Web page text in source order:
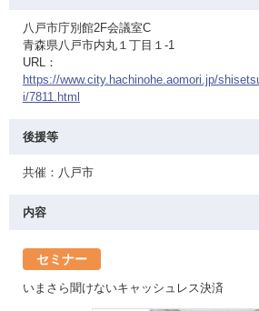
八戸市庁別館2F会議室C
青森県八戸市内丸１丁目１-1
URL：
https://www.city.hachinohe.aomori.jp/
i/7811.html
後援等
共催：八戸市
内容
セミナー
いまさら聞けないキャッシュレス決済